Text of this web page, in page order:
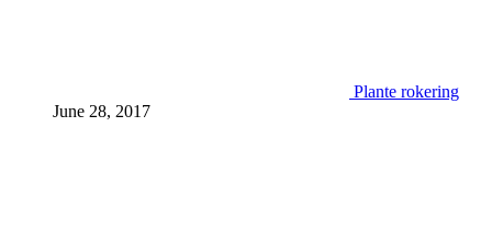
Plante rokering
June 28, 2017